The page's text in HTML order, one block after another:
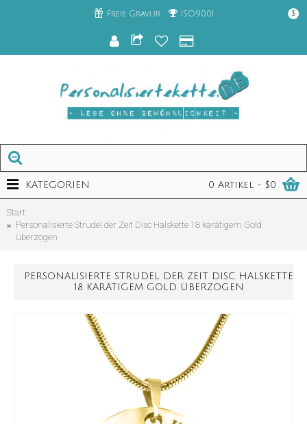
Freie Gravur ISO9001 $
0 Artikel - $0
KATEGORIEN
Start
Personalisierte Strudel der Zeit Disc Halskette 18 karätigem Gold
überzogen
PERSONALISIERTE STRUDEL DER ZEIT DISC HALSKETTE
18 KARÄTIGEM GOLD ÜBERZOGEN